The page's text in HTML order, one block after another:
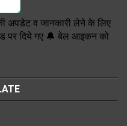
अपडेट व जानकारी लेने के लिए
पर दिये गए 🔔 बेल आइकन को